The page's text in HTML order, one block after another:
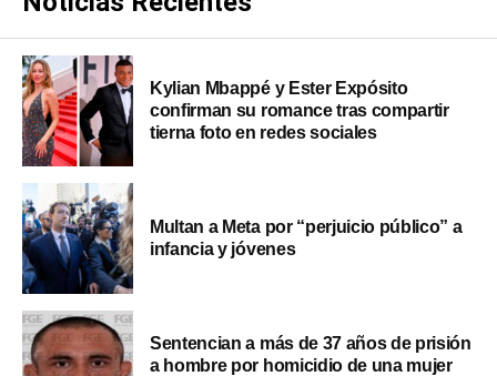
Kylian Mbappé y Ester Expósito
confirman su romance tras compartir
tierna foto en redes sociales
Multan a Meta por “perjuicio público” a
infancia y jóvenes
Sentencian a más de 37 años de prisión
a hombre por homicidio de una mujer